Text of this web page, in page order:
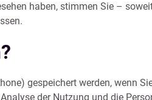
haben, stimmen Sie –
gespeichert werden, wenn
der Nutzung und die